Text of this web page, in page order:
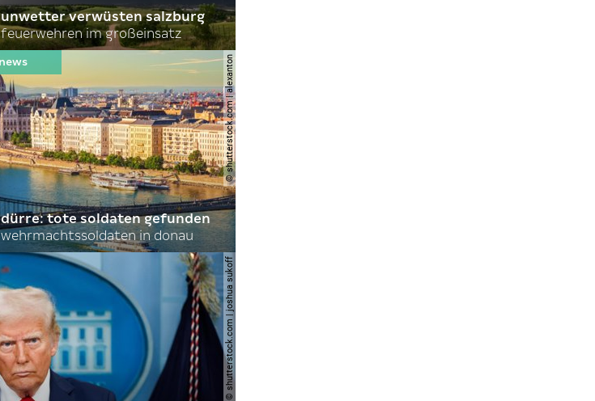
unwetter verwüsten salzburg
feuerwehren im großeinsatz
© shutterstock.com | alexanton
dürre: tote soldaten gefunden
wehrmachtssoldaten in donau
© shutterstock.com | joshua sukoff